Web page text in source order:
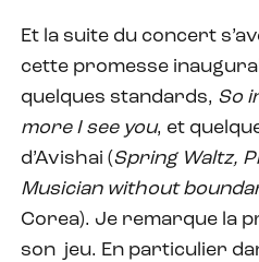
Et la suite du concert
cette promesse
quelques standards, So
more I see you, et
d’Avishai (Spring Waltz,
Musician without
Corea). Je remarque la
son jeu. En particulier